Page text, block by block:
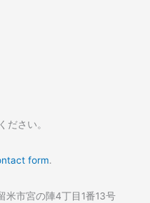
ださい。
form.
米市宮の陣4丁目1番13号